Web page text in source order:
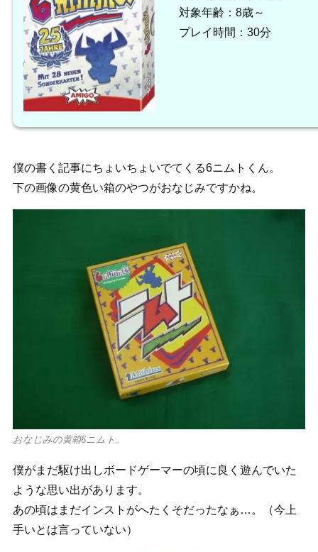
対象年齢：8歳～
プレイ時間：30分
僕の書く記事にちょいちょいでてくる6ニムトくん。
下の画像の黄色い箱のやつがおなじみですかね。
おなじみの黄箱6ニムト。
僕がまだ駆け出しボードゲーマーの頃に良く遊んでいた
ような思い出があります。
あの頃はまだインストがへたくそだったなぁ…。（今上
手いとは言っていない）